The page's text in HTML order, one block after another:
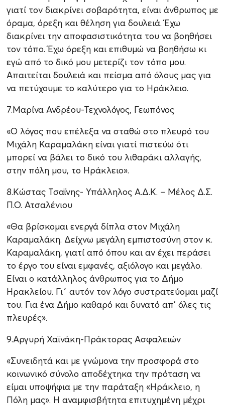
γιατί τον διακρίνει σοβαρότητα, είναι άνθρωπος με
όραμα, όρεξη και θέληση για δουλειά. Έχω
διακρίνει την αποφασιστικότητα του να βοηθήσει
τον τόπο. Έχω όρεξη και επιθυμώ να βοηθήσω κι
εγώ από το δικό μου μετερίζι τον τόπο μου.
Απαιτείται δουλειά και πείσμα από όλους μας για
να πετύχουμε το καλύτερο για το Ηράκλειο.
7.Μαρίνα Ανδρέου-Τεχνολόγος, Γεωπόνος
«Ο λόγος που επέλεξα να σταθώ στο πλευρό του
Μιχάλη Καραμαλάκη είναι γιατί πιστεύω ότι
μπορεί να βάλει το δικό του λιθαράκι αλλαγής,
στην πόλη μου, το Ηράκλειο».
8.Κώστας Τσαΐνης- Υπάλληλος Α.Δ.Κ. – Μέλος Δ.Σ.
Π.Ο. Ατσαλένιου
«Θα βρίσκομαι ενεργά δίπλα στον Μιχάλη
Καραμαλάκη. Δείχνω μεγάλη εμπιστοσύνη στον κ.
Καραμαλάκη, γιατί από όπου και αν έχει περάσει
το έργο του είναι εμφανές, αξιόλογο και μεγάλο.
Είναι ο κατάλληλος άνθρωπος για το Δήμο
Ηρακλείου. Γι΄ αυτόν τον λόγο συστρατεύομαι μαζί
του. Για ένα Δήμο καθαρό και δυνατό απ’ όλες τις
πλευρές».
9.Αργυρή Χαϊνάκη-Πράκτορας Ασφαλειών
«Συνειδητά και με γνώμονα την προσφορά στο
κοινωνικό σύνολο αποδέχτηκα την πρόταση να
είμαι υποψήφια με την παράταξη «Ηράκλειο, η
Πόλη μας». Η αναμφισβήτητα επιτυχημένη μέχρι